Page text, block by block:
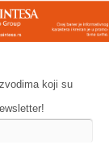
koji su